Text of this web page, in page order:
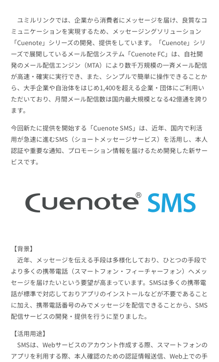
Webプッシュ通知サービス
アンケートシステム・フォーム
SNSプロモーション支援事業
効果改善・顧客育成
システム連携・効率化
セキュリティ対策
デジタルマーケティング
資料ダウンロード
メール配信用語集
東京 03-6820-0515 大阪06-6131-9960
（平日 10:00〜18:00）
ユミルリンクでは、企業から消費者にメッセージを届け、良質なコ
ミュニケーションを実現するため、メッセージングソリューション
「Cuenote」シリーズの開発、提供をしています。「Cuenote」シリ
ーズで展開しているメール配信システム「Cuenote FC」は、自社開
発のメール配信エンジン（MTA）により数千万規模の一斉メール配信
が高速・確実に実行でき、また、シンプルで簡単に操作できることか
ら、大手企業や自治体をはじめ1,400を超える企業・団体にご利用い
ただいており、月間メール配信数は国内最大規模となる42億通を誇り
ます。
今回新たに提供を開始する「Cuenote SMS」は、近年、国内で利活
用が急速に進むSMS（ショートメッセージサービス）を活用し、本人
認証や重要な通知、プロモーション情報を届けるため開発した新サー
ビスです。
【背景】
近年、メッセージを伝える手段は多様化しており、ひとつの手段で
より多くの携帯電話（スマートフォン・フィーチャーフォン）へメッ
セージを届けたいという要望が高まっています。SMSは多くの携帯電
話が標準で対応しておりアプリのインストールなどが不要であること
に加え、携帯電話番号のみでメッセージを配信できることから、SMS
配信サービスの開発・提供を行うに至りました。
【活用用途】
SMSは、Webサービスのアカウント作成する際、スマートフォンの
アプリを利用する際、本人確認のための認証情報送信、Web上での手